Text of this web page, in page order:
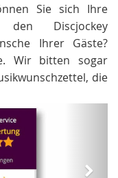
Sie sich Ihre
Discjockey
Ihrer Gäste?
Wir bitten sogar
die